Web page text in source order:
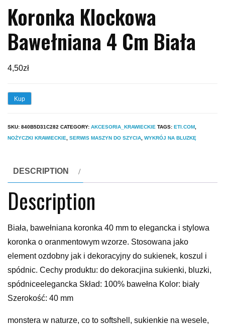
Koronka Klockowa
Bawełniana 4 Cm Biała
4,50zł
Kup
SKU: 840B5D31C282 CATEGORY: AKCESORIA_KRAWIECKIE TAGS: ETI.COM
NOŻYCZKI KRAWIECKIE
SERWIS MASZYN DO SZYCIA WYKRÓJ NA BLUZKĘ
DESCRIPTION
Description
Biała, bawełniana koronka 40 mm to elegancka i stylowa
koronka o oranmentowym wzorze. Stosowana jako
element ozdobny jak i dekoracyjny do sukienek, koszul i
spódnic. Cechy produktu: do dekoracjina sukienki, bluzki,
spódniceelegancka Skład: 100% bawełna Kolor: biały
Szerokość: 40 mm
monstera w naturze, co to softshell, sukienkie na wesele,